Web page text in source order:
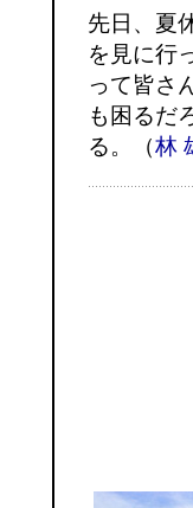
先日、夏
を見に行
って皆さ
も困るだ
る。（林